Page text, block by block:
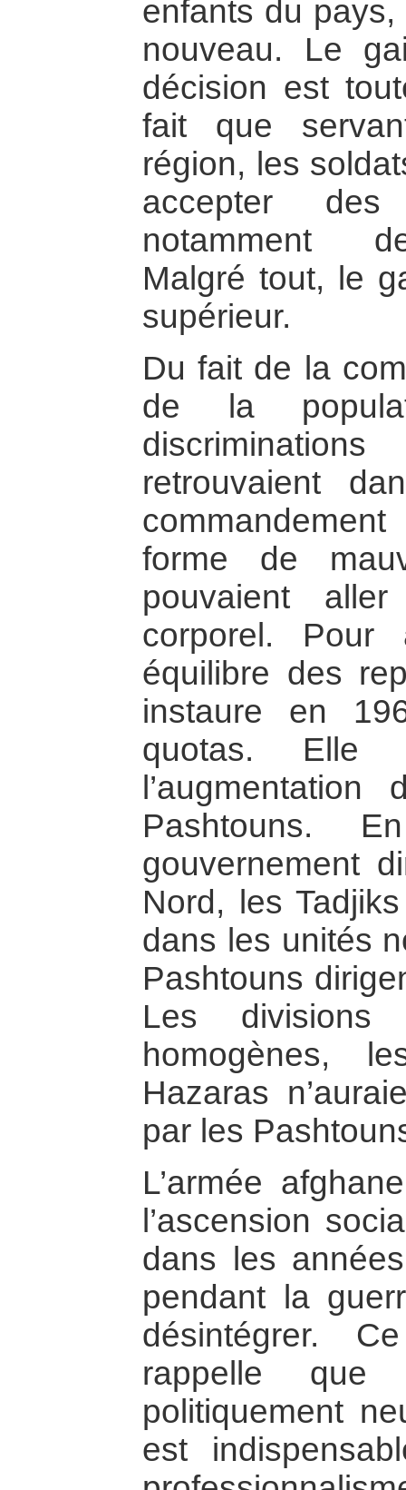
enfants du
nouveau. Le
décision est
fait que
région, les
accepter des
notamment
Malgré tout, le
supérieur.
Du fait de la
de la
retrouvaient
forme de
pouvaient aller
corporel. Pour
équilibre des
instaure en
quotas. Elle
Pashtouns.
gouvernement
Nord, les
dans les unités
Pashtouns
Les divisions
homogènes,
Hazaras
par les
L’armée
l’ascension
dans les
pendant la
désintégrer.
rappelle que
politiquement
est